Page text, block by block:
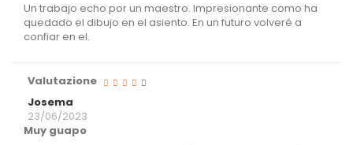
Un trabajo echo por un maestro. Impresionante como ha
quedado el dibujo en el asiento. En un futuro volveré a
confiar en el.
Valutazione
Josema
23/06/2023
Muy guapo